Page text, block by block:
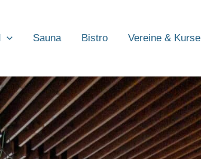
Sauna Bistro Vereine & Kurse